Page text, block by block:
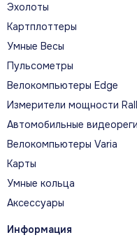
vívoactive 6
11 дней работы и
нагрузку и
ГЛАВНЫЕ
Возможности
МОНИТОРИНГ
BATTERY
Эхолоты
Картплоттеры
Умные Весы
Пульсометры
Велокомпьютеры Edge
Измерители мощности
Автомобильные
Велокомпьютеры Varia
Карты
Умные кольца
Аксессуары
Информация